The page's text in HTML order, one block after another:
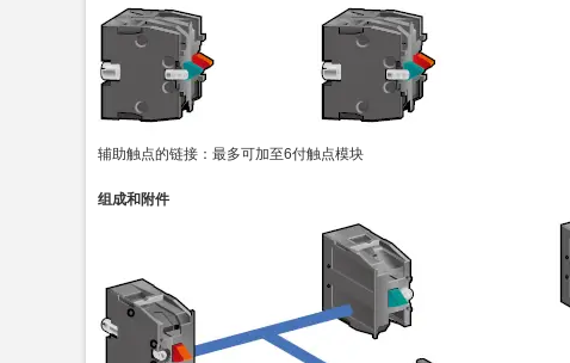
辅助触点的链接：最多可加至6付触点模块
组成和附件